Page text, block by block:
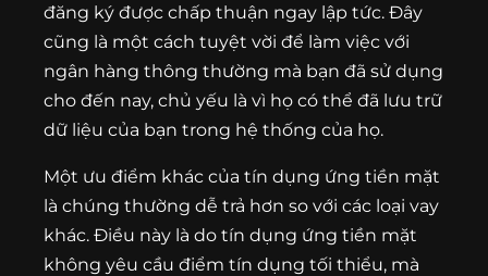
đăng ký được chấp thuận ngay lập tức. Đây
cũng là một cách tuyệt vời để làm việc với
ngân hàng thông thường mà bạn đã sử dụng
cho đến nay, chủ yếu là vì họ có thể đã lưu trữ
dữ liệu của bạn trong hệ thống của họ.
Một ưu điểm khác của tín dụng ứng tiền mặt
là chúng thường dễ trả hơn so với các loại vay
khác. Điều này là do tín dụng ứng tiền mặt
không yêu cầu điểm tín dụng tối thiểu, mà